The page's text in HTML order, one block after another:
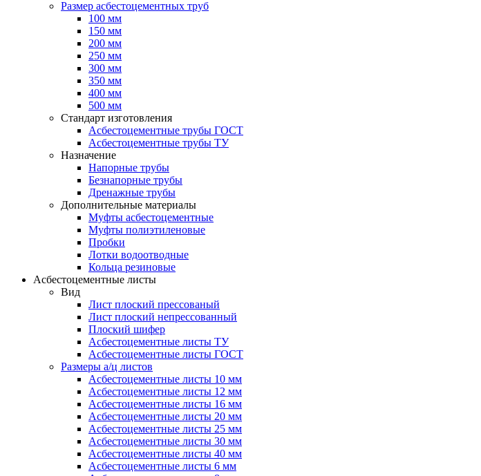
Размер асбестоцементных труб
100 мм
150 мм
200 мм
250 мм
300 мм
350 мм
400 мм
500 мм
Стандарт изготовления
Асбестоцементные трубы ГОСТ
Асбестоцементные трубы ТУ
Назначение
Напорные трубы
Безнапорные трубы
Дренажные трубы
Дополнительные материалы
Муфты асбестоцементные
Муфты полиэтиленовые
Пробки
Лотки водоотводные
Кольца резиновые
Асбестоцементные листы
Вид
Лист плоский прессованый
Лист плоский непрессованный
Плоский шифер
Асбестоцементные листы ТУ
Асбестоцементные листы ГОСТ
Размеры а/ц листов
Асбестоцементные листы 10 мм
Асбестоцементные листы 12 мм
Асбестоцементные листы 16 мм
Асбестоцементные листы 20 мм
Асбестоцементные листы 25 мм
Асбестоцементные листы 30 мм
Асбестоцементные листы 40 мм
Асбестоцементные листы 6 мм